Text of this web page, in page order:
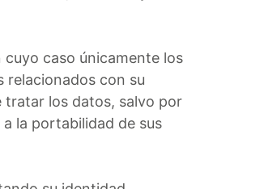
caso únicamente los
relacionados con su
tratar los datos, salvo por
la portabilidad de sus